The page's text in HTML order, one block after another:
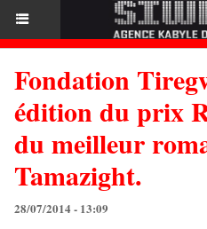
Fondation
édition du prix
du meilleur
Tamazight.
28/07/2014 - 13:09